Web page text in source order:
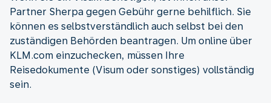
Partner Sherpa gegen Gebühr gerne behilflich. Sie
können es selbstverständlich auch selbst bei den
zuständigen Behörden beantragen. Um online über
KLM.com einzuchecken, müssen Ihre
Reisedokumente (Visum oder sonstiges) vollständig
sein.